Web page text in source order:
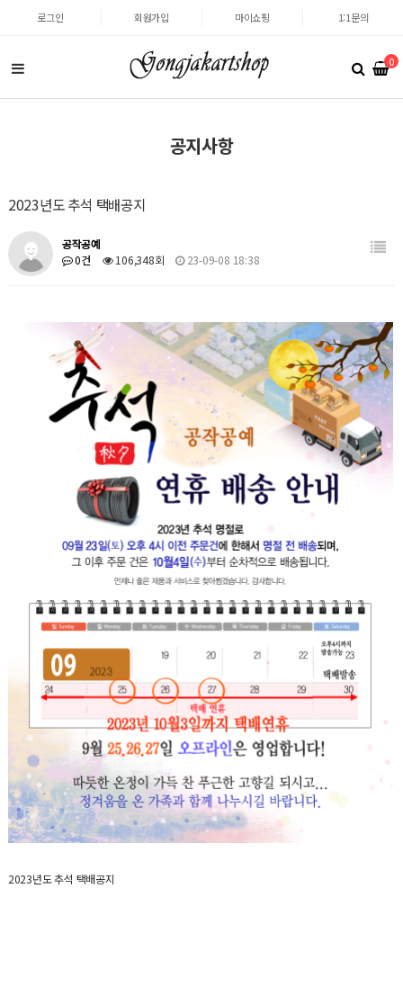
로그인 회원가입 마이쇼핑 1:1문의
0
공지사항
2023년도 추석 택배공지
공작공예
0건
106,348회 23-09-08 18:38
2023년도 추석 택배공지